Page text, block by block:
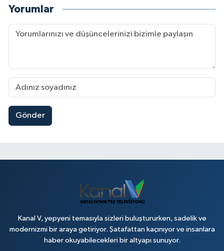
Yorumlar
Gönder
Kanal V, yepyeni temasıyla sizleri buluştururken, sadelik ve
modernizmi bir araya getiriyor. Şatafattan kaçınıyor ve insanlara
haber okuyabilecekleri bir altyapı sunuyor.